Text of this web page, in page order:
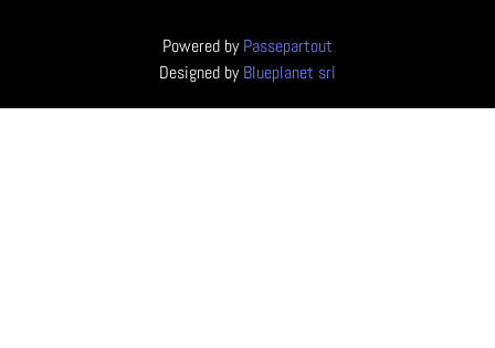
Powered byPassepartout
Designed byBlueplanet srl